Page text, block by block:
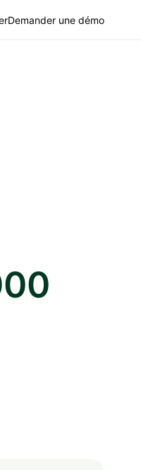
Demander une démo